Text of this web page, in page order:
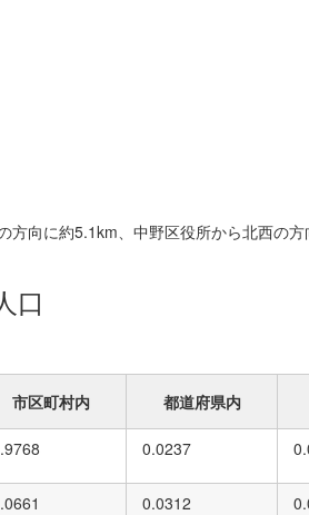
方向に約5.1km、中野区役所から北西の方
口
市区町村内 都道府県内
0.0237
0.0312